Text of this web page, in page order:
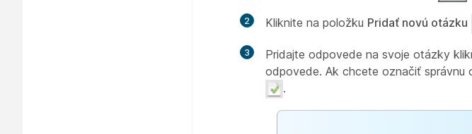
2 Kliknite na položku Pridať novú otázku
3 Pridajte odpovede na svoje otázky
odpovede. Ak chcete označiť
.